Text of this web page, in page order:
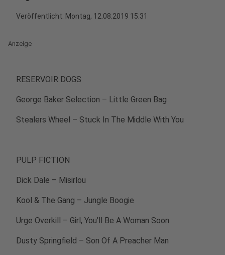
Veröffentlicht: Montag, 12.08.2019 15:31
Anzeige
RESERVOIR DOGS
George Baker Selection – Little Green Bag
Stealers Wheel – Stuck In The Middle With You
PULP FICTION
Dick Dale – Misirlou
Kool & The Gang – Jungle Boogie
Urge Overkill – Girl, You’ll Be A Woman Soon
Dusty Springfield – Son Of A Preacher Man